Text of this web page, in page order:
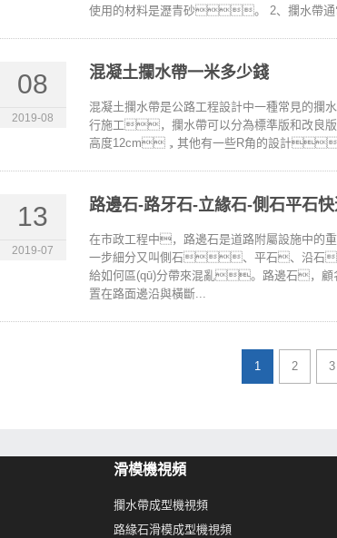
使用的材料是瀝青砂。 2、攔水帶通
08
2019-08
混凝土攔水帶一米多少錢
混凝土攔水帶是公路工程設計中一種常見的
行施工，攔水帶可以分為標準版和改良
高度12cm，其他有一些R角的設計
13
2019-07
路邊石-路牙石-立緣石-側石平石
在市政工程中，路邊石是道路附屬設施
一步細分又叫側石、平石、沿
給如何區(qū)分帶來混亂。路邊石，
置在路面邊沿與橫斷...
1 2 3
滑模機視頻
攔水帶成型機視頻
路緣石滑模成型機視頻